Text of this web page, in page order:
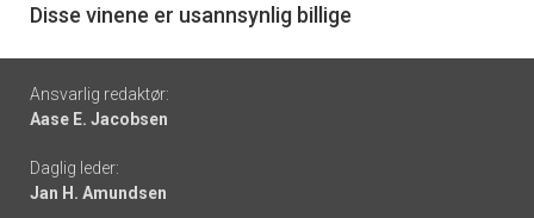
6
Disse vinene er usannsynlig billige
Footer
-
links
Ansvarlig redaktør:
Aase E. Jacobsen
Daglig leder:
Jan H. Amundsen